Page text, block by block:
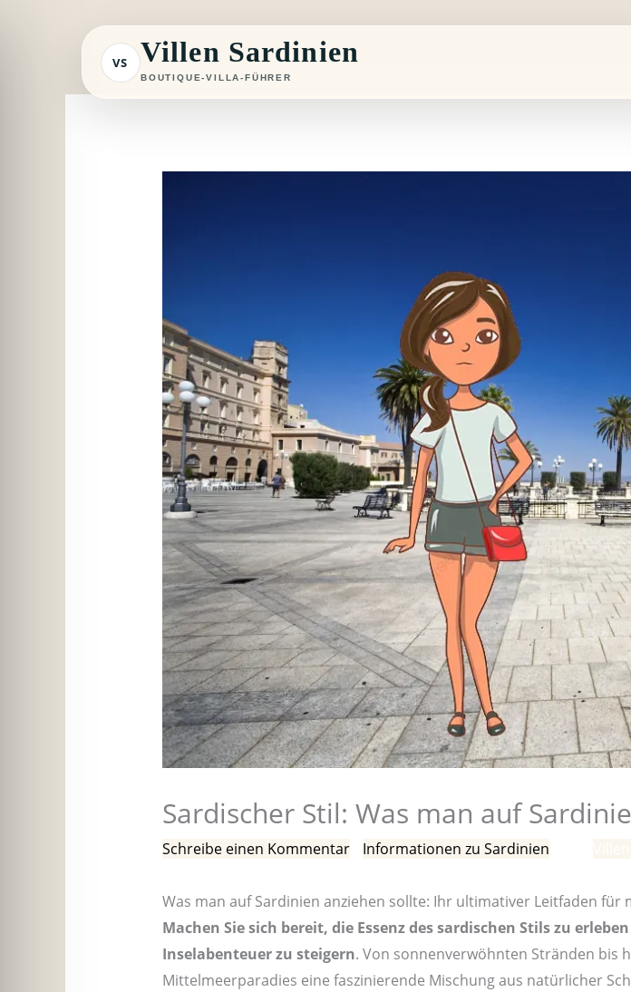
VS Villen Sardinien
BOUTIQUE-VILLA-FÜHRER
Sardischer Stil: Was man auf
Schreibe einen Kommentar Informationen zu Sardinien
Was man auf Sardinien anziehen sollte: Ihr ultimativer Leitfaden
Machen Sie sich bereit, die Essenz des sardischen Stils zu
Inselabenteuer zu steigern. Von sonnenverwöhnten Stränden bis
Mittelmeerparadies eine faszinierende Mischung aus natürlicher